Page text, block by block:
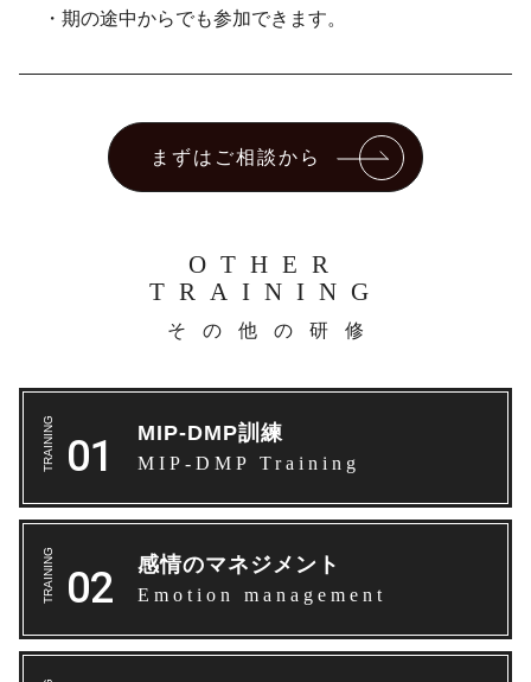
・期の途中からでも参加できます。
まずはご相談から
OTHER
TRAINING
その他の研修
MIP-DMP訓練
MIP-DMP Training
感情のマネジメント
Emotion management